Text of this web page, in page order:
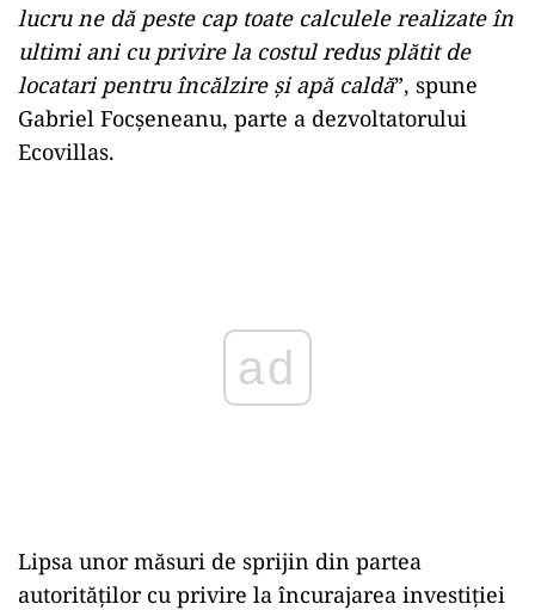
lucru ne dă peste cap toate calculele realizate în
ultimi ani cu privire la costul redus plătit de
locatari pentru încălzire și apă caldă”, spune
Gabriel Focșeneanu, parte a dezvoltatorului
Ecovillas.
Lipsa unor măsuri de sprijin din partea
autorităților cu privire la încurajarea investiției